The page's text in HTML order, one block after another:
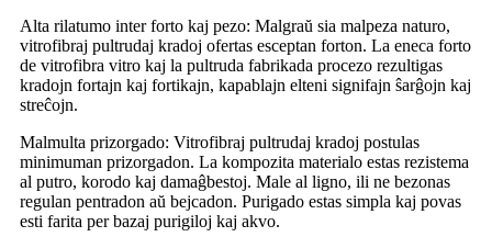
Alta rilatumo inter forto kaj pezo: Malgraŭ sia malpeza naturo,
vitrofibraj pultrudaj kradoj ofertas esceptan forton. La eneca forto
de vitrofibra vitro kaj la pultruda fabrikada procezo rezultigas
kradojn fortajn kaj fortikajn, kapablajn elteni signifajn ŝarĝojn kaj
streĉojn.
Malmulta prizorgado: Vitrofibraj pultrudaj kradoj postulas
minimuman prizorgadon. La kompozita materialo estas rezistema
al putro, korodo kaj damaĝbestoj. Male al ligno, ili ne bezonas
regulan pentradon aŭ bejcadon. Purigado estas simpla kaj povas
esti farita per bazaj purigiloj kaj akvo.